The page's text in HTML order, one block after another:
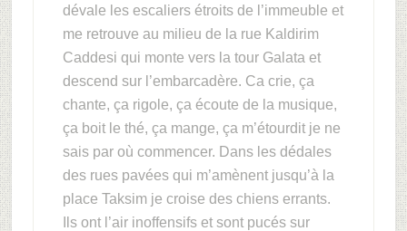
dévale les escaliers étroits de l’immeuble et
me retrouve au milieu de la rue Kaldirim
Caddesi qui monte vers la tour Galata et
descend sur l’embarcadère. Ca crie, ça
chante, ça rigole, ça écoute de la musique,
ça boit le thé, ça mange, ça m’étourdit je ne
sais par où commencer. Dans les dédales
des rues pavées qui m’amènent jusqu’à la
place Taksim je croise des chiens errants.
Ils ont l’air inoffensifs et sont pucés sur